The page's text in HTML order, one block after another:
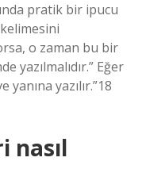
pratik bir ipucu
kelimesini
o zaman bu bir
yazılmalıdır.” Eğer
yazılır.”18
nasıl